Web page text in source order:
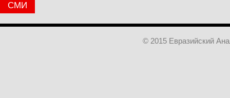
СМИ
© 2015 Евразийский